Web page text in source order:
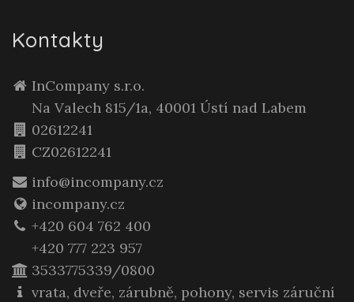
Kontakty
InCompany s.r.o.
Na Valech 815/1a, 40001 Ústí nad Labem
02612241
CZ02612241
info@incompany.cz
incompany.cz
+420 604 762 400
+420 777 223 957
3533775339/0800
vrata, dveře, zárubně, pohony, servis záruční